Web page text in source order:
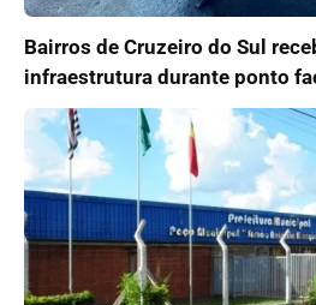
Bairros de Cruzeiro do Sul
infraestrutura durante ponto